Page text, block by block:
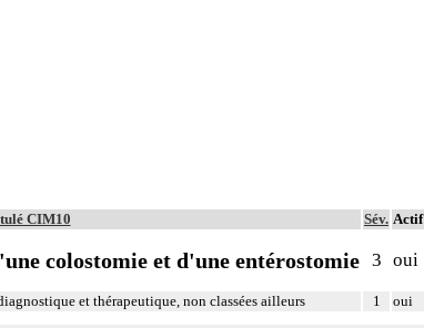
CIM10 Sév. Actif
colostomie et d'une entérostomie 3 oui
et thérapeutique, non classées ailleurs 1 oui